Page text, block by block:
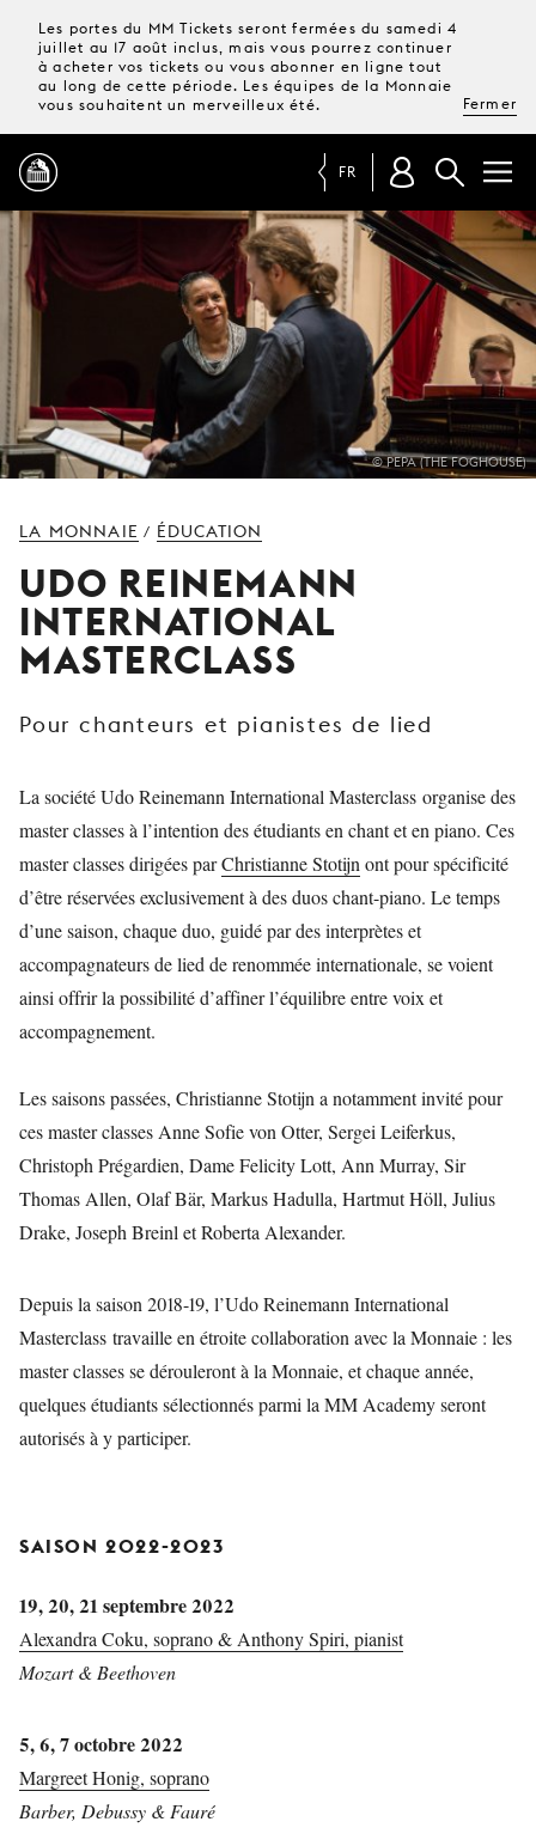
Les portes du MM Tickets seront fermées du samedi 4
juillet au 17 août inclus, mais vous pourrez continuer
à acheter vos tickets ou vous abonner en ligne tout
au long de cette période. Les équipes de la Monnaie
vous souhaitent un merveilleux été.
Fermer
PROGRAMME
MAGAZINE
TICKETS &
ABONNEMENTS
VOTRE
PUBLIC
MONNAIE
SOUTENIR
FR
© PEPA (THE FOGHOUSE)
LA MONNAIE / ÉDUCATION
UDO REINEMANN
INTERNATIONAL
MASTERCLASS
Pour chanteurs et pianistes de lied
La société Udo Reinemann International Masterclass organise des
master classes à l’intention des étudiants en chant et en piano. Ces
master classes dirigées parChristianne Stotijn ont pour spécificité
d’être réservées exclusivement à des duos chant-piano. Le temps
d’une saison, chaque duo, guidé par des interprètes et
accompagnateurs de lied de renommée internationale, se voient
ainsi offrir la possibilité d’affiner l’équilibre entre voix et
accompagnement.
Les saisons passées, Christianne Stotijn a notamment invité pour
ces master classes Anne Sofie von Otter, Sergei Leiferkus,
Christoph Prégardien, Dame Felicity Lott, Ann Murray, Sir
Thomas Allen, Olaf Bär, Markus Hadulla, Hartmut Höll, Julius
Drake, Joseph Breinl et Roberta Alexander.
Depuis la saison 2018-19, l’Udo Reinemann International
Masterclass travaille en étroite collaboration avec la Monnaie : les
master classes se dérouleront à la Monnaie, et chaque année,
quelques étudiants sélectionnés parmi la MM Academy seront
autorisés à y participer.
SAISON 2022-2023
19, 20, 21 septembre 2022
Alexandra Coku, soprano & Anthony Spiri, pianist
Mozart & Beethoven
5, 6, 7 octobre 2022
Margreet Honig, soprano
Barber, Debussy & Fauré